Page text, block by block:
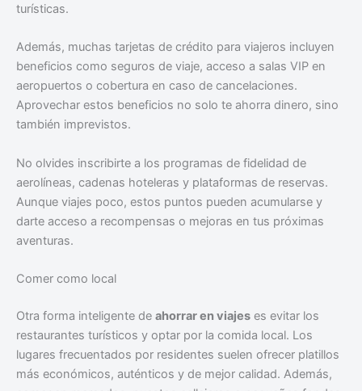
turísticas.
Además, muchas tarjetas de crédito para viajeros incluyen
beneficios como seguros de viaje, acceso a salas VIP en
aeropuertos o cobertura en caso de cancelaciones.
Aprovechar estos beneficios no solo te ahorra dinero, sino
también imprevistos.
No olvides inscribirte a los programas de fidelidad de
aerolíneas, cadenas hoteleras y plataformas de reservas.
Aunque viajes poco, estos puntos pueden acumularse y
darte acceso a recompensas o mejoras en tus próximas
aventuras.
Comer como local
Otra forma inteligente de ahorrar en viajes es evitar los
restaurantes turísticos y optar por la comida local. Los
lugares frecuentados por residentes suelen ofrecer platillos
más económicos, auténticos y de mejor calidad. Además,